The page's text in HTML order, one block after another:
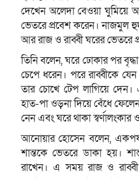
দেখেন অলেদা বেওয়া
ভেতরে প্রবেশ করেন। নাজমুল
আর রাজ ও রাব্বী ঘরের ভেতরে
তিনি বলেন, ঘরে ঢোকার পর
চেপে ধরেন। পরে রাব্বীকে
তার চোখে টেপ লাগিয়ে
হাত-পা ওড়না দিয়ে বেঁধে
নেন এবং ঘরে থাকা
আনোয়ার হোসেন বলেন,
শান্তকে ভেতরে ডাকা হয়।
রাখেন। এ সময় রাজ ও